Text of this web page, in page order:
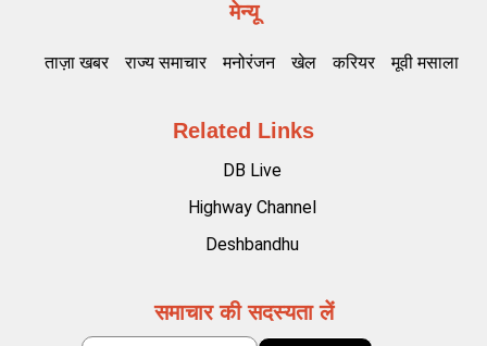
मेन्यू
ताज़ा खबर राज्य समाचार मनोरंजन खेल करियर मूवी मसाला
Related Links
DB Live
Highway Channel
Deshbandhu
समाचार की सदस्यता लें